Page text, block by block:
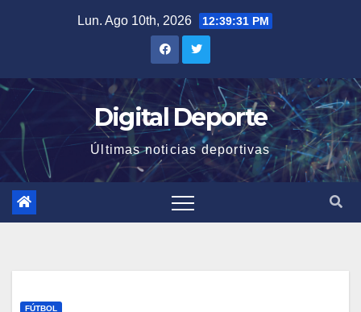
Lun. Ago 10th, 2026 12:39:32 PM
Digital Deporte
Últimas noticias deportivas
FÚTBOL